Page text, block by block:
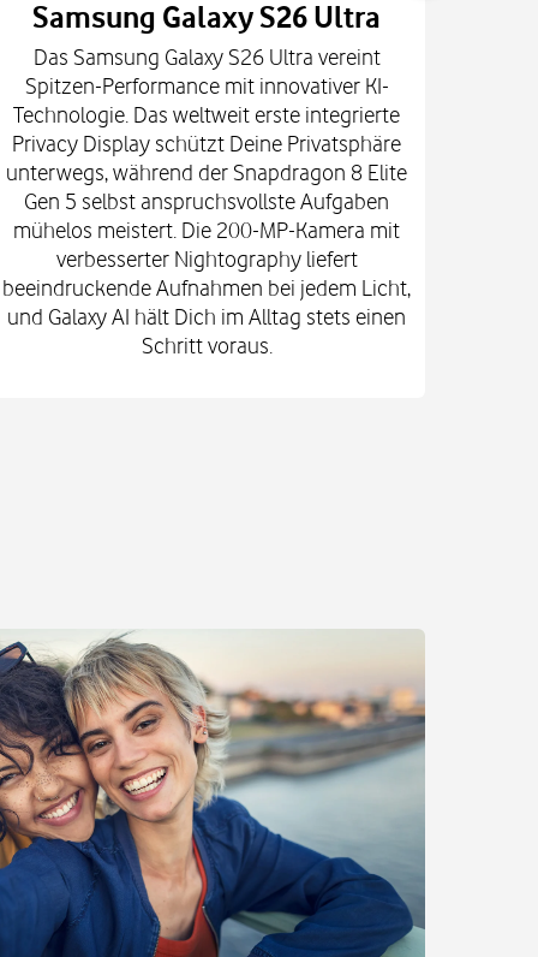
Samsung Galaxy S26 Ultra
Das Samsung Galaxy S26 Ultra vereint
Spitzen-Performance mit innovativer KI-
Technologie. Das weltweit erste integrierte
Privacy Display schützt Deine Privatsphäre
unterwegs, während der Snapdragon 8 Elite
Gen 5 selbst anspruchsvollste Aufgaben
mühelos meistert. Die 200-MP-Kamera mit
verbesserter Nightography liefert
beeindruckende Aufnahmen bei jedem Licht,
und Galaxy AI hält Dich im Alltag stets einen
Schritt voraus.